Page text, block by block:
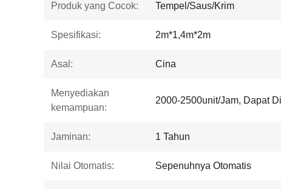
Produk yang Cocok: Tempel/Saus/Krim
Spesifikasi: 2m*1,4m*2m
Asal: Cina
Menyediakan
kemampuan:
2000-2500unit/Jam, Dapat
Jaminan: 1 Tahun
Nilai Otomatis: Sepenuhnya Otomatis